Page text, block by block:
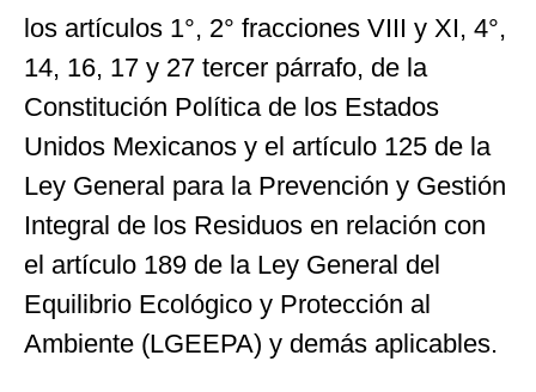
los artículos 1°, 2° fracciones VIII y XI, 4°,
14, 16, 17 y 27 tercer párrafo, de la
Constitución Política de los Estados
Unidos Mexicanos y el artículo 125 de la
Ley General para la Prevención y Gestión
Integral de los Residuos en relación con
el artículo 189 de la Ley General del
Equilibrio Ecológico y Protección al
Ambiente (LGEEPA) y demás aplicables.